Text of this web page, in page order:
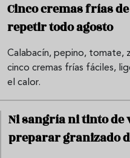
Cinco cremas frías
repetir todo agosto
Calabacín, pepino, tomate,
cinco cremas frías fáciles,
el calor.
Ni sangría ni tinto de
preparar granizado